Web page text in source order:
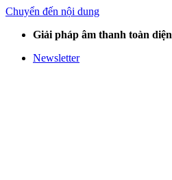
Chuyển đến nội dung
Giải pháp âm thanh toàn diện
Newsletter